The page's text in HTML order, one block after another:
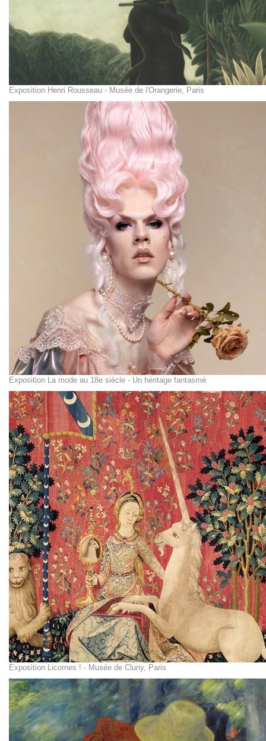
Exposition Henri Rousseau - Musée de l'Orangerie, Paris
Exposition La mode au 18e siècle - Un héritage fantasmé
Exposition Licornes ! - Musée de Cluny, Paris